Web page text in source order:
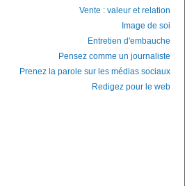
Vente : valeur et relation
Image de soi
Entretien d'embauche
Pensez comme un journaliste
Prenez la parole sur les médias sociaux
Redigez pour le web